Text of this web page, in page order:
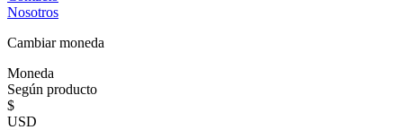
Nosotros
Cambiar moneda
Moneda
Según producto
$
USD